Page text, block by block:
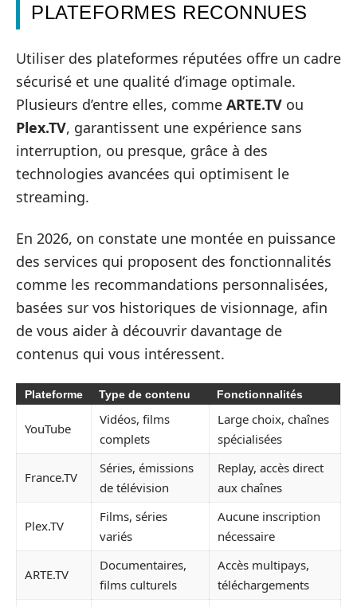
PLATEFORMES RECONNUES
Utiliser des plateformes réputées offre un cadre
sécurisé et une qualité d’image optimale.
Plusieurs d’entre elles, comme ARTE.TV ou
Plex.TV, garantissent une expérience sans
interruption, ou presque, grâce à des
technologies avancées qui optimisent le
streaming.
En 2026, on constate une montée en puissance
des services qui proposent des fonctionnalités
comme les recommandations personnalisées,
basées sur vos historiques de visionnage, afin
de vous aider à découvrir davantage de
contenus qui vous intéressent.
Plateforme Type de contenu Fonctionnalités
YouTube
Vidéos, films
complets
Large choix, chaînes
spécialisées
France.TV
Séries, émissions
de télévision
Replay, accès direct
aux chaînes
Plex.TV
Films, séries
variés
Aucune inscription
nécessaire
ARTE.TV
Documentaires,
films culturels
Accès multipays,
téléchargements